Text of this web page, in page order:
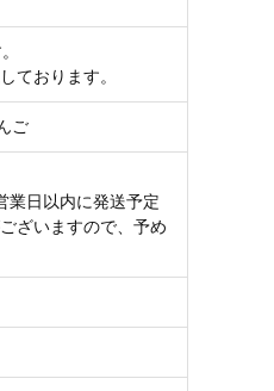
ております。
ご
業日以内に発送予定
ざいますので、予め